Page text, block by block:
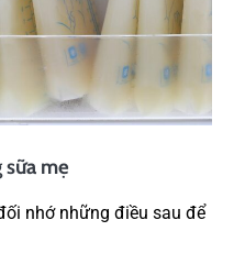
mẹ
nhớ những điều sau để